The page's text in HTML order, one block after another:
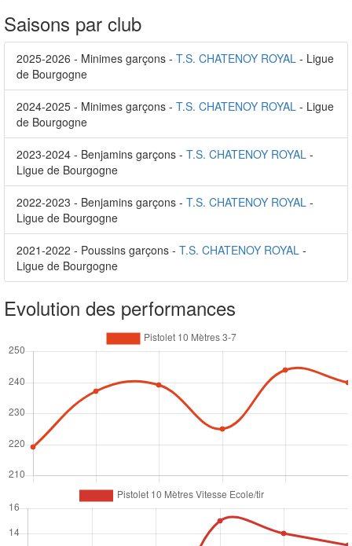
Saisons par club
2025-2026 - Minimes garçons - T.S. CHATENOY ROYAL - Ligue
de Bourgogne
2024-2025 - Minimes garçons - T.S. CHATENOY ROYAL - Ligue
de Bourgogne
2023-2024 - Benjamins garçons - T.S. CHATENOY ROYAL -
Ligue de Bourgogne
2022-2023 - Benjamins garçons - T.S. CHATENOY ROYAL -
Ligue de Bourgogne
2021-2022 - Poussins garçons - T.S. CHATENOY ROYAL -
Ligue de Bourgogne
Evolution des performances